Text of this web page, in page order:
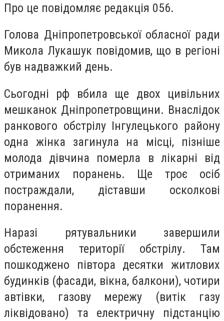
Про це повідомляє редакція 056.
Голова Дніпропетровської обласної ради
Микола Лукашук повідомив, що в регіоні
був надважкий день.
Сьогодні рф вбила ще двох цивільних
мешканок Дніпропетровщини. Внаслідок
ранкового обстрілу Інгулецького району
одна жінка загинула на місці, пізніше
молода дівчина померла в лікарні від
отриманих поранень. Ще троє осіб
постраждали, діставши осколкові
поранення.
Наразі рятувальники завершили
обстеження території обстрілу. Там
пошкоджено півтора десятки житлових
будинків (фасади, вікна, балкони), чотири
автівки, газову мережу (витік газу
ліквідовано) та електричну підстанцію